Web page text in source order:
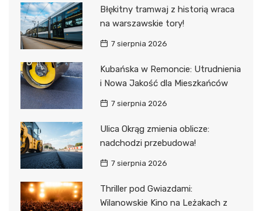
Błękitny tramwaj z historią wraca
na warszawskie tory!
7 sierpnia 2026
Kubańska w Remoncie: Utrudnienia
i Nowa Jakość dla Mieszkańców
7 sierpnia 2026
Ulica Okrąg zmienia oblicze:
nadchodzi przebudowa!
7 sierpnia 2026
Thriller pod Gwiazdami:
Wilanowskie Kino na Leżakach z